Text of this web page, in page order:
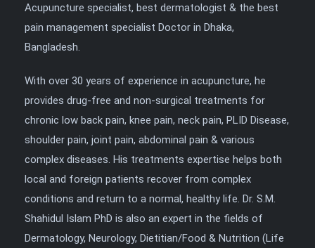
Acupuncture specialist, best dermatologist & the best
pain management specialist Doctor in Dhaka,
Bangladesh.
With over 30 years of experience in acupuncture, he
provides drug-free and non-surgical treatments for
chronic low back pain, knee pain, neck pain, PLID Disease,
shoulder pain, joint pain, abdominal pain & various
complex diseases. His treatments expertise helps both
local and foreign patients recover from complex
conditions and return to a normal, healthy life. Dr. S.M.
Shahidul Islam PhD is also an expert in the fields of
Dermatology, Neurology, Dietitian/Food & Nutrition (Life